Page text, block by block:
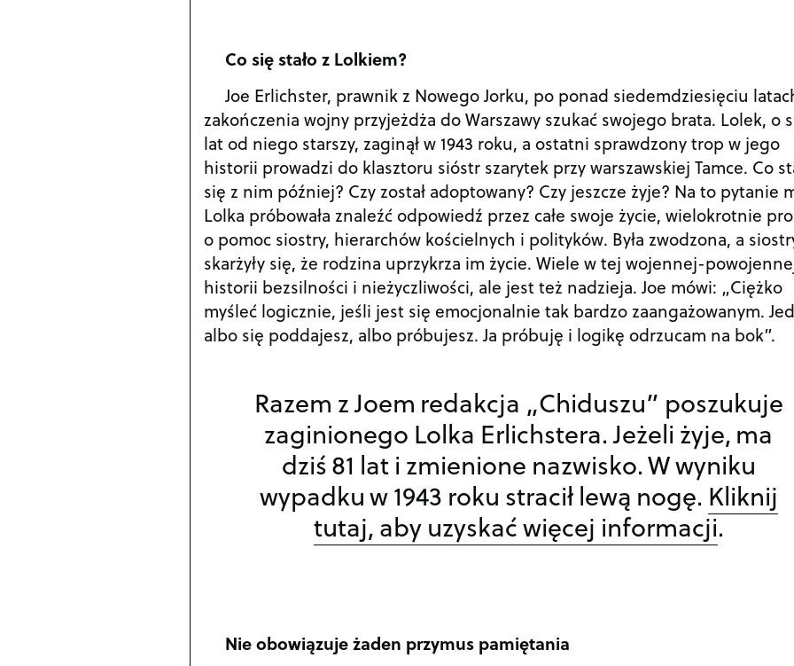
Co się stało z Lolkiem?
Joe Erlichster, prawnik z Nowego Jorku, po ponad siedemdziesięciu
zakończenia wojny przyjeżdża do Warszawy szukać swojego brata. Lolek, o
lat od niego starszy, zaginął w 1943 roku, a ostatni sprawdzony trop w jego
historii prowadzi do klasztoru sióstr szarytek przy warszawskiej Tamce. Co
się z nim później? Czy został adoptowany? Czy jeszcze żyje? Na to pytanie
Lolka próbowała znaleźć odpowiedź przez całe swoje życie, wielokrotnie
o pomoc siostry, hierarchów kościelnych i polityków. Była zwodzona, a
skarżyły się, że rodzina uprzykrza im życie. Wiele w tej wojennej-
historii bezsilności i nieżyczliwości, ale jest też nadzieja. Joe mówi: „Ciężko
myśleć logicznie, jeśli jest się emocjonalnie tak bardzo zaangażowanym.
albo się poddajesz, albo próbujesz. Ja próbuję i logikę odrzucam na bok”.
Razem z Joem redakcja „Chiduszu” poszukuje
zaginionego Lolka Erlichstera. Jeżeli żyje, ma
dziś 81 lat i zmienione nazwisko. W wyniku
wypadku w 1943 roku stracił lewą nogę. Kliknij
tutaj, aby uzyskać więcej informacji.
Nie obowiązuje żaden przymus pamiętania